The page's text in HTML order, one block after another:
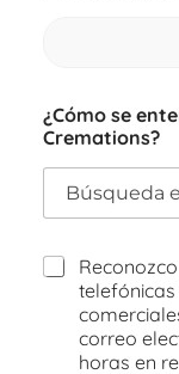
d
a
d
s
t
¿Cómo se
Cremations?
correo
horas en